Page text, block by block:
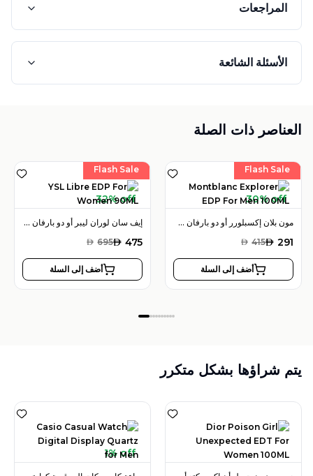
المراجعات
الأسئلة الشائعة
العناصر ذات الصلة
Flash Sale
32% off
إيف سان لوران ليبر أو دو بارفان 90 مل للنساء
AED 475
AED 695
أضف إلى السلة
Flash Sale
30% off
مون بلان إكسبلورر أو دو بارفان 100 مل للرجال
AED 291
AED 415
أضف إلى السلة
يتم شراؤها بشكل متكرر
1% off